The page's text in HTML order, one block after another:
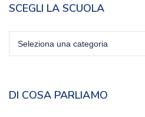
SCEGLI LA SCUOLA
Scegli
DI COSA PARLIAMO